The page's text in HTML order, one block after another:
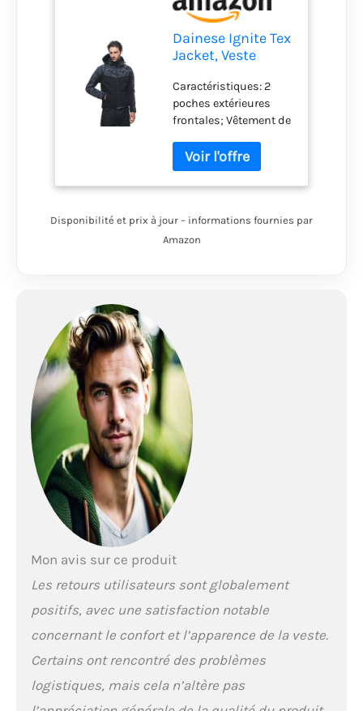
Dainese Ignite Tex
Jacket, Veste
Homme,
Noir/Camo-Gray,
44
Caractéristiques: 2
poches extérieures
frontales; Vêtement de
A; Inserts
réfléchissants
intégrés; Rangement
écouteurs; Bande
réfléchissante pour
Poignets élastiques;
Réglage de la capuche;
Boucle de connexion
blouson-pantalon;
Ceinture réglable
Matériaux Principaux:
Tissu polaire déperlant
Performance Shock:
Poche pour protection
pour protection
dorsale G1 & G2;
Protections Pro-Armor
amovibles certifiées
EN 1621.1 pour les
Pro-Armor amovibles
certifiées EN 1621.1
Disponibilité et prix à jour – informations fournies par
Amazon
Mon avis sur ce produit
Les retours utilisateurs sont globalement
positifs, avec une satisfaction notable
concernant le confort et l’apparence de la veste.
Certains ont rencontré des problèmes
logistiques, mais cela n’altère pas